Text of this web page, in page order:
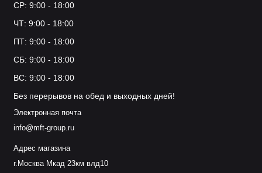
СР: 9:00 - 18:00
ЧТ: 9:00 - 18:00
ПТ: 9:00 - 18:00
СБ: 9:00 - 18:00
ВС: 9:00 - 18:00
Без перерывов на обед и выходных дней!
Электронная почта
info@mft-group.ru
Адрес магазина
г.Москва Мкад 23км влд10